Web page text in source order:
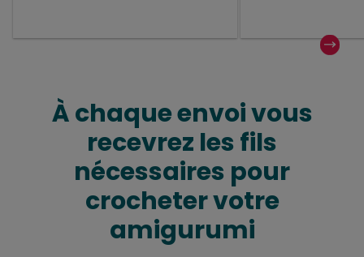
À chaque envoi vous
recevrez les fils
nécessaires pour
crocheter votre
amigurumi